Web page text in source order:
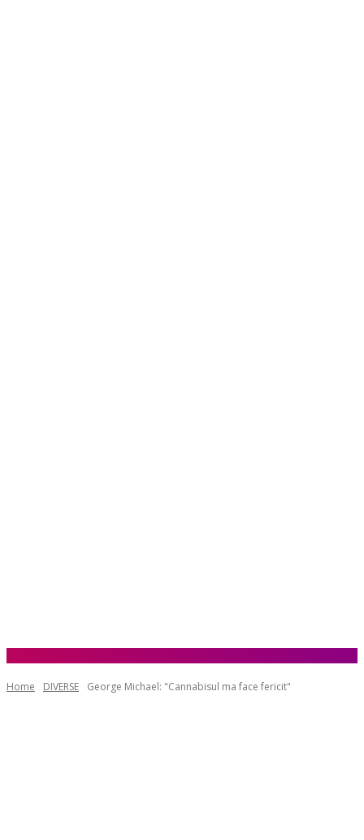
Home DIVERSE George Michael: "Cannabisul ma face fericit"